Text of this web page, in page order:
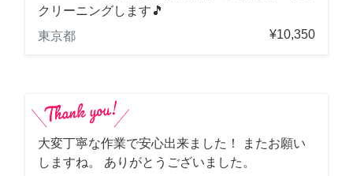
クリーニングします🎵
東京都
¥10,350
大変丁寧な作業で安心出来ました！ またお願い
しますね。 ありがとうございました。